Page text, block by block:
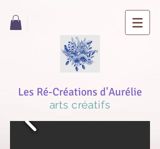
Les Ré-Créations d'Aurélie
arts créatifs